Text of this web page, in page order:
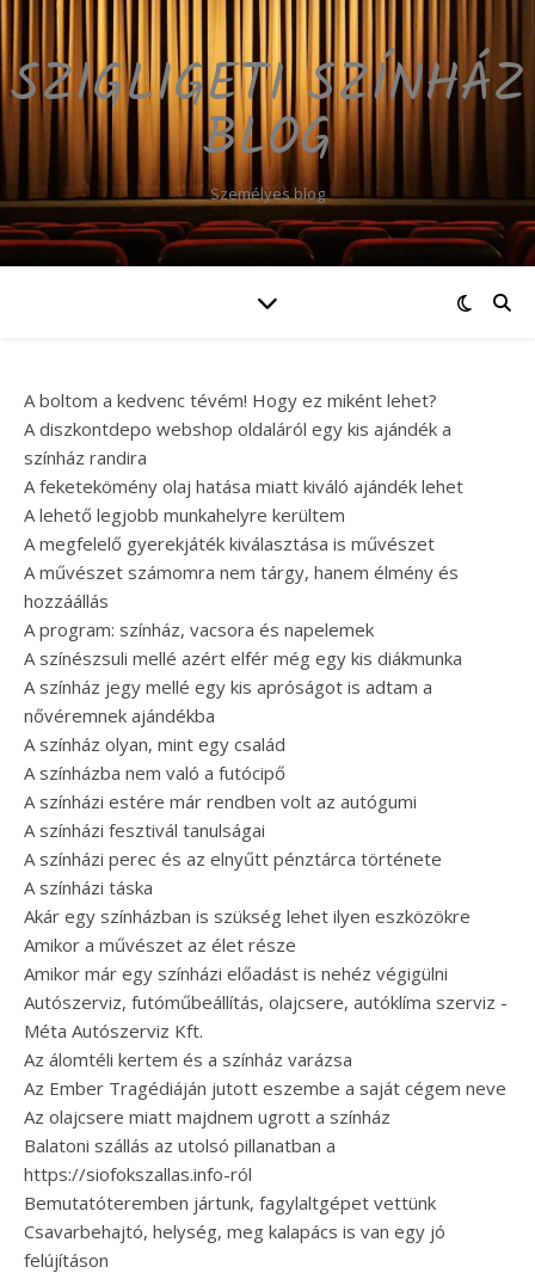
SZIGLIGETI SZÍNHÁZ
BLOG
Személyes blog
A boltom a kedvenc tévém! Hogy ez miként lehet?
A diszkontdepo webshop oldaláról egy kis ajándék a
színház randira
A feketekömény olaj hatása miatt kiváló ajándék lehet
A lehető legjobb munkahelyre kerültem
A megfelelő gyerekjáték kiválasztása is művészet
A művészet számomra nem tárgy, hanem élmény és
hozzáállás
A program: színház, vacsora és napelemek
A színészsuli mellé azért elfér még egy kis diákmunka
A színház jegy mellé egy kis apróságot is adtam a
nővéremnek ajándékba
A színház olyan, mint egy család
A színházba nem való a futócipő
A színházi estére már rendben volt az autógumi
A színházi fesztivál tanulságai
A színházi perec és az elnyűtt pénztárca története
A színházi táska
Akár egy színházban is szükség lehet ilyen eszközökre
Amikor a művészet az élet része
Amikor már egy színházi előadást is nehéz végigülni
Autószerviz, futóműbeállítás, olajcsere, autóklíma szerviz -
Méta Autószerviz Kft.
Az álomtéli kertem és a színház varázsa
Az Ember Tragédiáján jutott eszembe a saját cégem neve
Az olajcsere miatt majdnem ugrott a színház
Balatoni szállás az utolsó pillanatban a
https://siofokszallas.info-ról
Bemutatóteremben jártunk, fagylaltgépet vettünk
Csavarbehajtó, helység, meg kalapács is van egy jó
felújításon